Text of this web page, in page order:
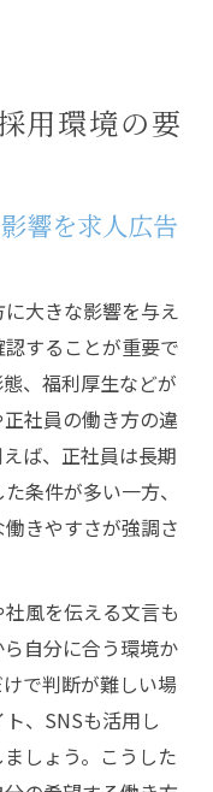
用環境の要
響を求人広告
大きな影響を与え
することが重要で
、福利厚生などが
社員の働き方の違
ば、正社員は長期
条件が多い一方、
きやすさが強調さ
風を伝える文言も
自分に合う環境か
で判断が難しい場
、SNSも活用し
しょう。こうした